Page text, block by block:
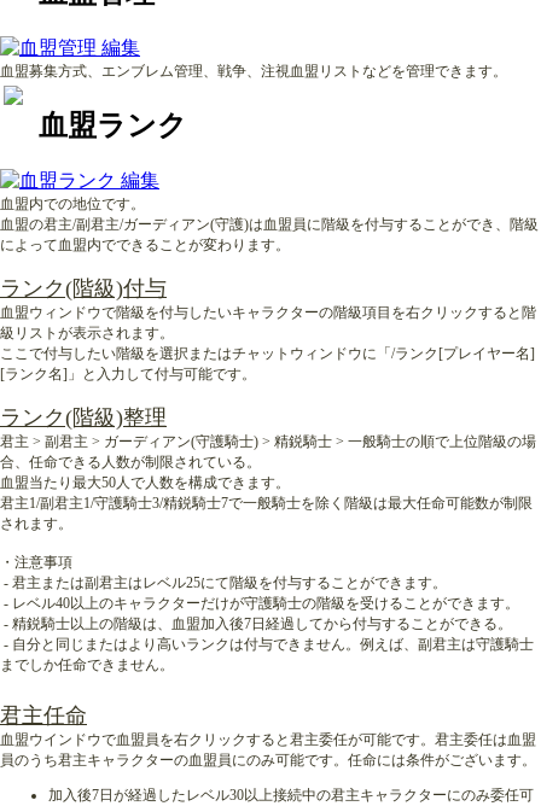
血盟募集方式、エンブレム管理、戦争、注視血盟リストなどを管理できます。
血盟ランク
血盟内での地位です。
血盟の君主/副君主/ガーディアン(守護)は血盟員に階級を付与することができ、階級
によって血盟内でできることが変わります。
ランク(階級)付与
血盟ウィンドウで階級を付与したいキャラクターの階級項目を右クリックすると階
級リストが表示されます。
ここで付与したい階級を選択またはチャットウィンドウに「/ランク[プレイヤー名]
[ランク名]」と入力して付与可能です。
ランク(階級)整理
君主 > 副君主 > ガーディアン(守護騎士) > 精鋭騎士 > 一般騎士の順で上位階級の場
合、任命できる人数が制限されている。
血盟当たり最大50人で人数を構成できます。
君主1/副君主1/守護騎士3/精鋭騎士7で一般騎士を除く階級は最大任命可能数が制限
されます。
・注意事項
- 君主または副君主はレベル25にて階級を付与することができます。
- レベル40以上のキャラクターだけが守護騎士の階級を受けることができます。
- 精鋭騎士以上の階級は、血盟加入後7日経過してから付与することができる。
- 自分と同じまたはより高いランクは付与できません。例えば、副君主は守護騎士
までしか任命できません。
君主任命
血盟ウインドウで血盟員を右クリックすると君主委任が可能です。君主委任は血盟
員のうち君主キャラクターの血盟員にのみ可能です。任命には条件がございます。
加入後7日が経過したレベル30以上接続中の君主キャラクターにのみ委任可